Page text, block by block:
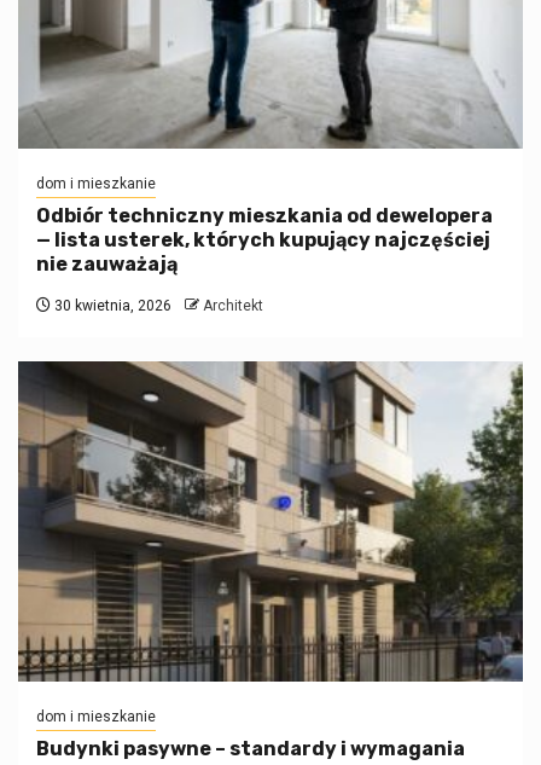
dom i mieszkanie
Odbiór techniczny mieszkania od dewelopera
— lista usterek, których kupujący najczęściej
nie zauważają
30 kwietnia, 2026 Architekt
dom i mieszkanie
Budynki pasywne – standardy i wymagania